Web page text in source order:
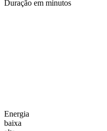
Duração em minutos
Energia
baixa